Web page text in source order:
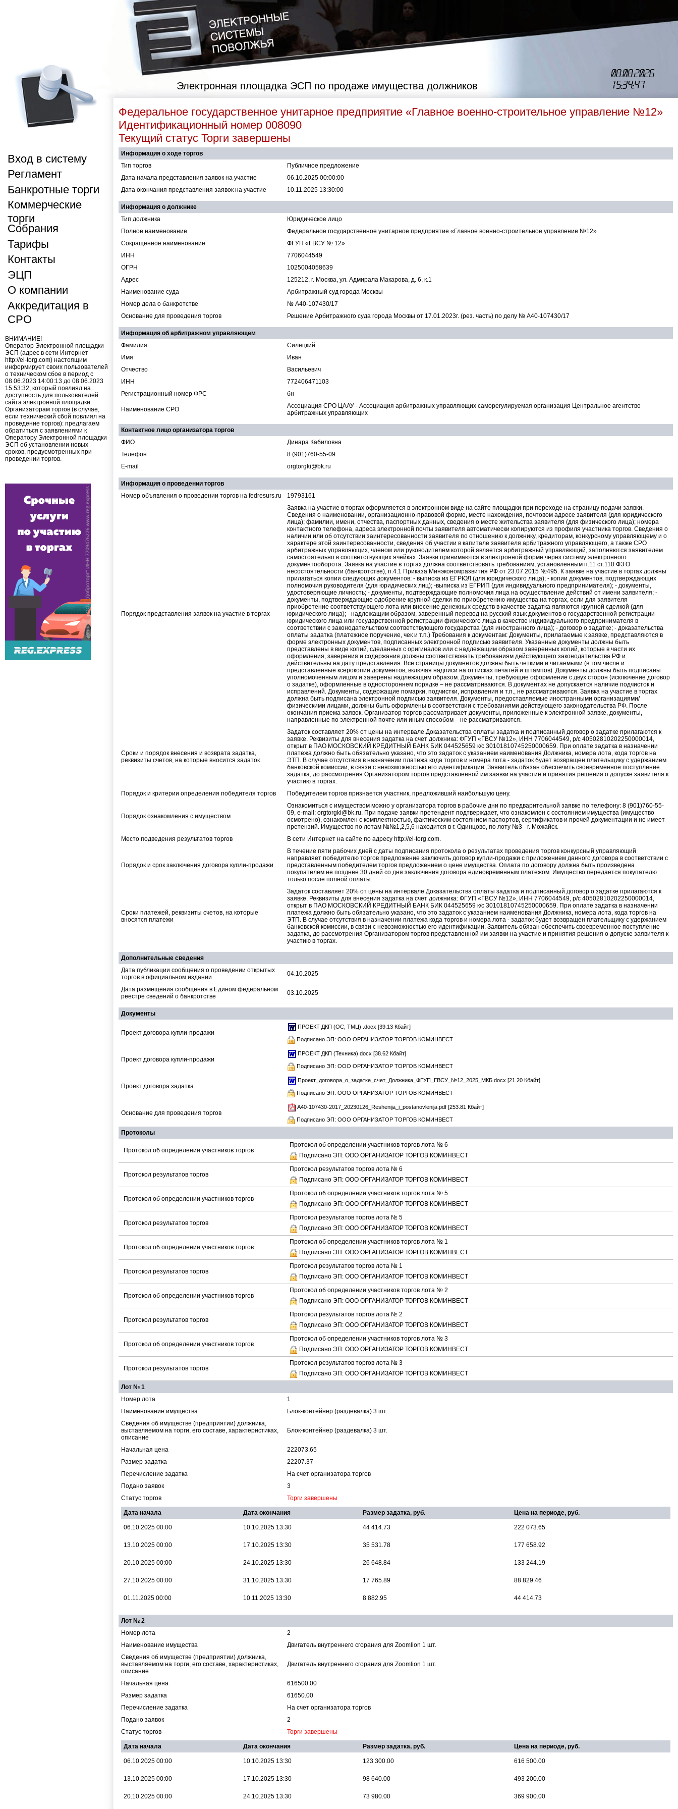
08.08.2026
15:34:48
Электронная площадка ЭСП по продаже имущества должников
Вход в систему
Регламент
Банкротные торги
Коммерческие
торги
Собрания
Тарифы
Контакты
ЭЦП
О компании
Аккредитация в
СРО
ВНИМАНИЕ!
Оператор Электронной площадки
ЭСП (адрес в сети Интернет
http://el-torg.com) настоящим
информирует своих пользователей
о техническом сбое в период с
08.06.2023 14:00:13 до 08.06.2023
15:53:32, который повлиял на
доступность для пользователей
сайта электронной площадки.
Организаторам торгов (в случае,
если технический сбой повлиял на
проведение торгов): предлагаем
обратиться с заявлениями к
Оператору Электронной площадки
ЭСП об установлении новых
сроков, предусмотренных при
проведении торгов.
Федеральное государственное унитарное предприятие «Главное военно-строительное управление №12»
Идентификационный номер 008090
Текущий статус Торги завершены
Информация о ходе торгов
Тип торгов
Публичное предложение
Дата начала представления заявок на участие
06.10.2025 00:00:00
Дата окончания представления заявок на участие
10.11.2025 13:30:00
Информация о должнике
Тип должника
Юридическое лицо
Полное наименование
Федеральное государственное унитарное предприятие «Главное военно-строительное управление №12»
Сокращенное наименование
ФГУП «ГВСУ № 12»
ИНН
7706044549
ОГРН
1025004058639
Адрес
125212, г. Москва, ул. Адмирала Макарова, д. 6, к.1
Наименование суда
Арбитражный суд города Москвы
Номер дела о банкротстве
№ А40-107430/17
Основание для проведения торгов
Решение Арбитражного суда города Москвы от 17.01.2023г. (рез. часть) по делу № А40-107430/17
Информация об арбитражном управляющем
Фамилия
Силецкий
Имя
Иван
Отчество
Васильевич
ИНН
772406471103
Регистрационный номер ФРС
бн
Наименование СРО
Ассоциация СРО ЦААУ - Ассоциация арбитражных управляющих саморегулируемая организация Центральное агентство
арбитражных управляющих
Контактное лицо организатора торгов
ФИО
Динара Кабиловна
Телефон
8 (901)760-55-09
E-mail
orgtorgki@bk.ru
Информация о проведении торгов
Номер объявления о проведении торгов на fedresurs.ru
19793161
Порядок представления заявок на участие в торгах
Заявка на участие в торгах оформляется в электронном виде на сайте площадки при переходе на страницу подачи заявки.
Сведения о наименовании, организационно-правовой форме, месте нахождения, почтовом адресе заявителя (для юридического
лица); фамилии, имени, отчества, паспортных данных, сведения о месте жительства заявителя (для физического лица); номера
контактного телефона, адреса электронной почты заявителя автоматически копируются из профиля участника торгов. Сведения о
наличии или об отсутствии заинтересованности заявителя по отношению к должнику, кредиторам, конкурсному управляющему и о
характере этой заинтересованности, сведения об участии в капитале заявителя арбитражного управляющего, а также СРО
арбитражных управляющих, членом или руководителем которой является арбитражный управляющий, заполняются заявителем
самостоятельно в соответствующих ячейках. Заявки принимаются в электронной форме через систему электронного
документооборота. Заявка на участие в торгах должна соответствовать требованиям, установленным п.11 ст.110 ФЗ О
несостоятельности (банкротстве), п.4.1 Приказа Минэкономразвития РФ от 23.07.2015 №495. К заявке на участие в торгах должны
прилагаться копии следующих документов: - выписка из ЕГРЮЛ (для юридического лица); - копии документов, подтверждающих
полномочия руководителя (для юридических лиц); -выписка из ЕГРИП (для индивидуального предпринимателя); - документы,
удостоверяющие личность; - документы, подтверждающие полномочия лица на осуществление действий от имени заявителя; -
документы, подтверждающие одобрение крупной сделки по приобретению имущества на торгах, если для заявителя
приобретение соответствующего лота или внесение денежных средств в качестве задатка являются крупной сделкой (для
юридического лица); - надлежащим образом, заверенный перевод на русский язык документов о государственной регистрации
юридического лица или государственной регистрации физического лица в качестве индивидуального предпринимателя в
соответствии с законодательством соответствующего государства (для иностранного лица); - договор о задатке; - доказательства
оплаты задатка (платежное поручение, чек и т.п.) Требования к документам: Документы, прилагаемые к заявке, представляются в
форме электронных документов, подписанных электронной подписью заявителя. Указанные документы должны быть
представлены в виде копий, сделанных с оригиналов или с надлежащим образом заверенных копий, которые в части их
оформления, заверения и содержания должны соответствовать требованиям действующего законодательства РФ и
действительны на дату представления. Все страницы документов должны быть четкими и читаемыми (в том числе и
представленные ксерокопии документов, включая надписи на оттисках печатей и штампов). Документы должны быть подписаны
уполномоченным лицом и заверены надлежащим образом. Документы, требующие оформление с двух сторон (исключение договор
о задатке), оформленные в одностороннем порядке – не рассматриваются. В документах не допускается наличие подчисток и
исправлений. Документы, содержащие помарки, подчистки, исправления и т.п., не рассматриваются. Заявка на участие в торгах
должна быть подписана электронной подписью заявителя. Документы, предоставляемые иностранными организациями/
физическими лицами, должны быть оформлены в соответствии с требованиями действующего законодательства РФ. После
окончания приема заявок, Организатор торгов рассматривает документы, приложенные к электронной заявке, документы,
направленные по электронной почте или иным способом – не рассматриваются.
Сроки и порядок внесения и возврата задатка,
реквизиты счетов, на которые вносится задаток
Задаток составляет 20% от цены на интервале.Доказательства оплаты задатка и подписанный договор о задатке прилагаются к
заявке. Реквизиты для внесения задатка на счет должника: ФГУП «ГВСУ №12», ИНН 7706044549, р/с 40502810202250000014,
открыт в ПАО МОСКОВСКИЙ КРЕДИТНЫЙ БАНК БИК 044525659 к/с 30101810745250000659. При оплате задатка в назначении
платежа должно быть обязательно указано, что это задаток с указанием наименования Должника, номера лота, кода торгов на
ЭТП. В случае отсутствия в назначении платежа кода торгов и номера лота - задаток будет возвращен плательщику с удержанием
банковской комиссии, в связи с невозможностью его идентификации. Заявитель обязан обеспечить своевременное поступление
задатка, до рассмотрения Организатором торгов представленной им заявки на участие и принятия решения о допуске заявителя к
участию в торгах.
Порядок и критерии определения победителя торгов
Победителем торгов признается участник, предложивший наибольшую цену.
Порядок ознакомления с имуществом
Ознакомиться с имуществом можно у организатора торгов в рабочие дни по предварительной заявке по телефону: 8 (901)760-55-
09, e-mail: orgtorgki@bk.ru. При подаче заявки претендент подтверждает, что ознакомлен с состоянием имущества (имущество
осмотрено), ознакомлен с комплектностью, фактическим состоянием паспортов, сертификатов и прочей документации и не имеет
претензий. Имущество по лотам №№1,2,5,6 находится в г. Одинцово, по лоту №3 - г. Можайск.
Место подведения результатов торгов
В сети Интернет на сайте по адресу http://el-torg.com.
Порядок и срок заключения договора купли-продажи
В течение пяти рабочих дней с даты подписания протокола о результатах проведения торгов конкурсный управляющий
направляет победителю торгов предложение заключить договор купли-продажи с приложением данного договора в соответствии с
представленным победителем торгов предложением о цене имущества. Оплата по договору должна быть произведена
покупателем не позднее 30 дней со дня заключения договора единовременным платежом. Имущество передается покупателю
только после полной оплаты.
Сроки платежей, реквизиты счетов, на которые
вносятся платежи
Задаток составляет 20% от цены на интервале.Доказательства оплаты задатка и подписанный договор о задатке прилагаются к
заявке. Реквизиты для внесения задатка на счет должника: ФГУП «ГВСУ №12», ИНН 7706044549, р/с 40502810202250000014,
открыт в ПАО МОСКОВСКИЙ КРЕДИТНЫЙ БАНК БИК 044525659 к/с 30101810745250000659. При оплате задатка в назначении
платежа должно быть обязательно указано, что это задаток с указанием наименования Должника, номера лота, кода торгов на
ЭТП. В случае отсутствия в назначении платежа кода торгов и номера лота - задаток будет возвращен плательщику с удержанием
банковской комиссии, в связи с невозможностью его идентификации. Заявитель обязан обеспечить своевременное поступление
задатка, до рассмотрения Организатором торгов представленной им заявки на участие и принятия решения о допуске заявителя к
участию в торгах.
Дополнительные сведения
Дата публикации сообщения о проведении открытых
торгов в официальном издании
04.10.2025
Дата размещения сообщения в Едином федеральном
реестре сведений о банкротстве
03.10.2025
Документы
Проект договора купли-продажи
ПРОЕКТ ДКП (ОС, ТМЦ) .docx [39.13 Кбайт]
Подписано ЭП: ООО ОРГАНИЗАТОР ТОРГОВ КОМИНВЕСТ
Проект договора купли-продажи
ПРОЕКТ ДКП (Техника).docx [38.62 Кбайт]
Подписано ЭП: ООО ОРГАНИЗАТОР ТОРГОВ КОМИНВЕСТ
Проект договора задатка
Проект_договора_о_задатке_счет_Должника_ФГУП_ГВСУ_№12_2025_МКБ.docx [21.20 Кбайт]
Подписано ЭП: ООО ОРГАНИЗАТОР ТОРГОВ КОМИНВЕСТ
Основание для проведения торгов
A40-107430-2017_20230126_Reshenija_i_postanovlenija.pdf [253.81 Кбайт]
Подписано ЭП: ООО ОРГАНИЗАТОР ТОРГОВ КОМИНВЕСТ
Протоколы
Протокол об определении участников торгов
Протокол об определении участников торгов лота № 6
Подписано ЭП: ООО ОРГАНИЗАТОР ТОРГОВ КОМИНВЕСТ
Протокол результатов торгов
Протокол результатов торгов лота № 6
Подписано ЭП: ООО ОРГАНИЗАТОР ТОРГОВ КОМИНВЕСТ
Протокол об определении участников торгов
Протокол об определении участников торгов лота № 5
Подписано ЭП: ООО ОРГАНИЗАТОР ТОРГОВ КОМИНВЕСТ
Протокол результатов торгов
Протокол результатов торгов лота № 5
Подписано ЭП: ООО ОРГАНИЗАТОР ТОРГОВ КОМИНВЕСТ
Протокол об определении участников торгов
Протокол об определении участников торгов лота № 1
Подписано ЭП: ООО ОРГАНИЗАТОР ТОРГОВ КОМИНВЕСТ
Протокол результатов торгов
Протокол результатов торгов лота № 1
Подписано ЭП: ООО ОРГАНИЗАТОР ТОРГОВ КОМИНВЕСТ
Протокол об определении участников торгов
Протокол об определении участников торгов лота № 2
Подписано ЭП: ООО ОРГАНИЗАТОР ТОРГОВ КОМИНВЕСТ
Протокол результатов торгов
Протокол результатов торгов лота № 2
Подписано ЭП: ООО ОРГАНИЗАТОР ТОРГОВ КОМИНВЕСТ
Протокол об определении участников торгов
Протокол об определении участников торгов лота № 3
Подписано ЭП: ООО ОРГАНИЗАТОР ТОРГОВ КОМИНВЕСТ
Протокол результатов торгов
Протокол результатов торгов лота № 3
Подписано ЭП: ООО ОРГАНИЗАТОР ТОРГОВ КОМИНВЕСТ
Лот № 1
Номер лота
1
Наименование имущества
Блок-контейнер (раздевалка) 3 шт.
Cведения об имуществе (предприятии) должника,
выставляемом на торги, его составе, характеристиках,
описание
Блок-контейнер (раздевалка) 3 шт.
Начальная цена
222073.65
Размер задатка
22207.37
Перечисление задатка
На счет организатора торгов
Подано заявок
3
Статус торгов
Торги завершены
Дата начала Дата окончания Размер задатка, руб. Цена на периоде, руб.
06.10.2025 00:00 10.10.2025 13:30 44 414.73 222 073.65
13.10.2025 00:00 17.10.2025 13:30 35 531.78 177 658.92
20.10.2025 00:00 24.10.2025 13:30 26 648.84 133 244.19
27.10.2025 00:00 31.10.2025 13:30 17 765.89 88 829.46
01.11.2025 00:00 10.11.2025 13:30 8 882.95 44 414.73
Лот № 2
Номер лота
2
Наименование имущества
Двигатель внутреннего сгорания для Zoomlion 1 шт.
Cведения об имуществе (предприятии) должника,
выставляемом на торги, его составе, характеристиках,
описание
Двигатель внутреннего сгорания для Zoomlion 1 шт.
Начальная цена
616500.00
Размер задатка
61650.00
Перечисление задатка
На счет организатора торгов
Подано заявок
2
Статус торгов
Торги завершены
Дата начала Дата окончания Размер задатка, руб. Цена на периоде, руб.
06.10.2025 00:00 10.10.2025 13:30 123 300.00 616 500.00
13.10.2025 00:00 17.10.2025 13:30 98 640.00 493 200.00
20.10.2025 00:00 24.10.2025 13:30 73 980.00 369 900.00